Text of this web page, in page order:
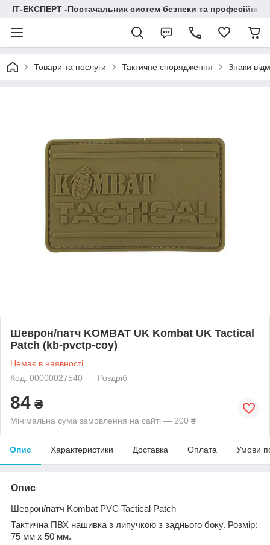
ІТ-ЕКСПЕРТ -Постачальник систем безпеки та професійних
Товари та послуги Тактичне спорядження Знаки
Шеврон/патч KOMBAT UK Kombat UK Tactical
Patch (kb-pvctp-coy)
Немає в наявності
Код: 00000027540
Роздріб
84 ₴
Мінімальна сума замовлення на сайті — 200 ₴
Опис Характеристики Доставка Оплата Умови
Опис
Шеврон/патч Kombat PVC Tactical Patch
Тактична ПВХ нашивка з липучкою з заднього боку. Розмір:
75 мм х 50 мм.